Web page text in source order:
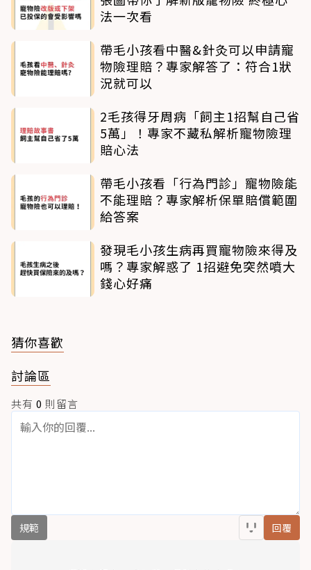
法一次看
帶毛小孩看中醫&針灸可以申請寵
物險理賠？專家解答了：符合1狀
況就可以
2毛孩得牙周病「飼主1招幫自己省
5萬」！專家不藏私解析寵物險理
賠心法
帶毛小孩看「行為門診」寵物險能
不能理賠？專家解析保單賠償範圍
給答案
發現毛小孩生病再買寵物險來得及
嗎？專家解惑了 1招避免突然噴大
錢心好痛
猜你喜歡
討論區
共有 0 則留言
規範 回覆